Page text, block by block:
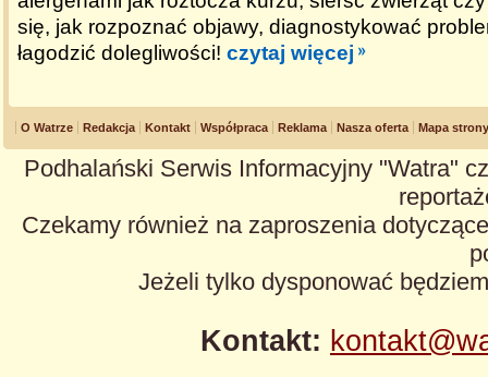
się, jak rozpoznać objawy, diagnostykować
łagodzić dolegliwości! czytaj więcej
O Watrze Redakcja Kontakt Współpraca Reklama Nasza oferta Mapa strony
Podhalański Serwis Informacyjny "Watra"
Czekamy również na zaproszenia
Jeżeli tylko dysponować
Kontakt: